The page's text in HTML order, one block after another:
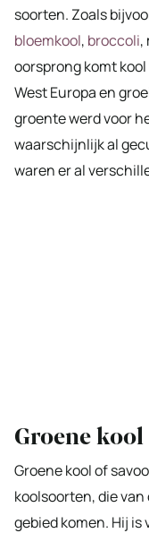
soorten. Zoals
bloemkool, broccoli,
oorsprong komt
West Europa en
groente werd voor
waarschijnlijk al
waren er al
Groene kool
Groene kool of
koolsoorten, die
gebied komen. Hij is